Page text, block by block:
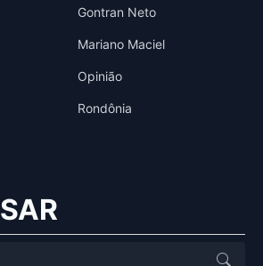
Gontran Neto
Mariano Maciel
Opinião
Rondônia